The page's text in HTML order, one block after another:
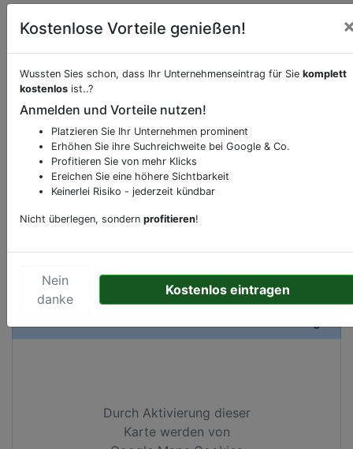
Beschreibung & Services von
Sie möchten eine Beschreibung, Dienstleistung
oder andere relevante Informationen hinzufügen?
Klicken Sie bittehierum uns zu kontaktieren.
Gerne erweitern wir Ihren Firmeneintrag um
Ihr Unternehmen anbietet und womit Sie sich von
Durch Aktivierung dieser
Karte werden von
Kostenlose Vorteile genießen!
Wussten Sies schon, dass Ihr Unternehmenseintrag für Sie komplett
kostenlos ist..?
Anmelden und Vorteile nutzen!
Platzieren Sie Ihr Unternehmen prominent
Erhöhen Sie ihre Suchreichweite bei Google & Co.
Profitieren Sie von mehr Klicks
Ereichen Sie eine höhere Sichtbarkeit
Keinerlei Risiko - jederzeit kündbar
Nicht überlegen, sondern profitieren!
Nein
danke
Kostenlos eintragen